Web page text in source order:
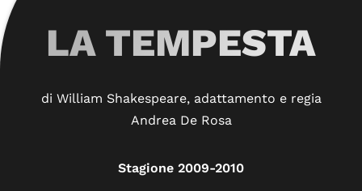
LA TEMPESTA
di William Shakespeare, adattamento e regia
Andrea De Rosa
Stagione 2009-2010